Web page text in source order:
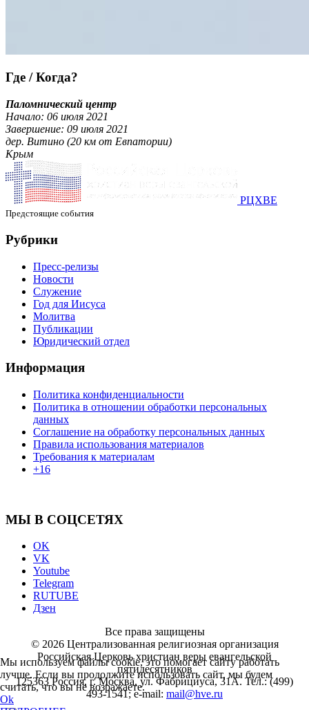
Где / Когда?
Паломнический центр
Начало: 06 июля 2021
Завершение: 09 июля 2021
дер. Витино (20 км от Евпатории)
Крым
РЦХВЕ
Предстоящие события
Рубрики
Пресс-релизы
Новости
Служение
Год для Иисуса
Молитва
Публикации
Юридический отдел
Информация
Политика конфиденциальности
Политика в отношении обработки персональных
данных
Соглашение на обработку персональных данных
Правила использования материалов
Требования к материалам
+16
МЫ В СОЦСЕТЯХ
OK
VK
Youtube
Telegram
RUTUBE
Дзен
Все права защищены
© 2026 Централизованная религиозная организация
Российская Церковь христиан веры евангельской
пятидесятников
125363 Россия, г. Москва, ул. Фабрициуса, 31А. Тел.: (499)
493-1541; e-mail: mail@hve.ru
Мы используем файлы cookie, это помогает сайту работать
лучше. Если вы продолжите использовать сайт, мы будем
считать, что вы не возражаете.
Ok